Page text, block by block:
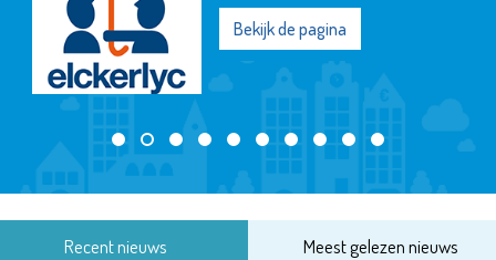
Bekijk de pagina
Recent nieuws Meest gelezen nieuws